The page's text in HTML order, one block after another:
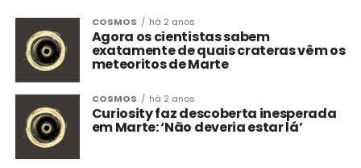
COSMOS há 2 anos
Agora os cientistas sabem
exatamente de quais crateras vêm os
meteoritos de Marte
COSMOS há 2 anos
Curiosity faz descoberta inesperada
em Marte: ‘Não deveria estar lá’